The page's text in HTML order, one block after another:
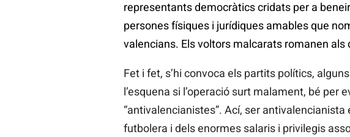
representants democràtics cridats per a
persones físiques i jurídiques amables que
valencians. Els voltors malcarats romanen als
Fet i fet, s’hi convoca els partits polítics,
l’esquena si l’operació surt malament, bé
“antivalencianistes”. Ací, ser
futbolera i dels enormes salaris i privilegis